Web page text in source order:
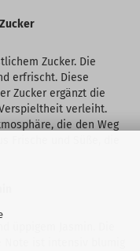
Zucker. Die
erfrischt. Diese
Zucker ergänzt die
verleiht.
die den Weg